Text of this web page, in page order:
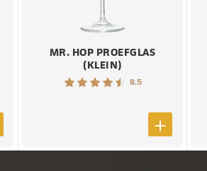
MR. HOP PROEFGLAS
(KLEIN)
8.5